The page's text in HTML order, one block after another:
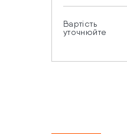
Вартість
уточнюйте